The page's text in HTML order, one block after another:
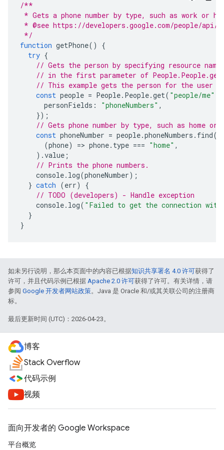
/**
* Gets a phone number by type, such as work or
* @see https://developers.google.com/people/api/
*/
function getPhone()
{
try {
// Gets the person by specifying resource
// in the first parameter of
// This example gets the person for the user
const people = People. People.get( "people/me"
personFields : "phoneNumbers" ,
});
// Gets phone number by type, such as home or
const phoneNumber = people.phoneNumbers . find(
(phone) => phone. type === "home" ,
).value ;
// Prints the phone numbers.
console. log(phoneNumber);
} catch (err)
{
// TODO (developers) - Handle exception
console. log( "Failed to get the connection
}
}
如未另行说明，那么本页面中的内容已根据知识共享署名 4.0 许可获得了
许可，并且代码示例已根据 Apache 2.0 许可获得了许可。有关详情，请
参阅 Google 开发者网站政策。Java 是 Oracle 和/或其关联公司的注册商
标。
最后更新时间 (UTC)：2026-04-23。
博客
Stack Overflow
代码示例
视频
面向开发者的 Google Workspace
平台概览